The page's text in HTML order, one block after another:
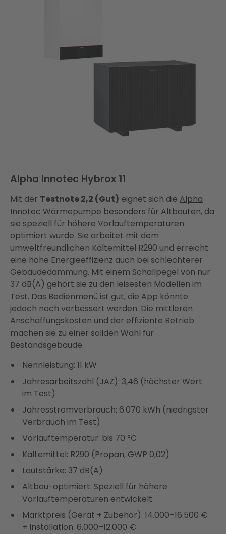
Alpha Innotec Hybrox 11
Mit der Testnote 2,2 (Gut) eignet sich die Alpha
Innotec Wärmepumpe besonders für Altbauten, da
sie speziell für höhere Vorlauftemperaturen
optimiert wurde. Sie arbeitet mit dem
umweltfreundlichen Kältemittel R290 und erreicht
eine hohe Energieeffizienz auch bei schlechterer
Gebäudedämmung. Mit einem Schallpegel von nur
37 dB(A) gehört sie zu den leisesten Modellen im
Test. Das Bedienmenü ist gut, die App könnte
jedoch noch verbessert werden. Die mittleren
Anschaffungskosten und der effiziente Betrieb
machen sie zu einer soliden Wahl für
Bestandsgebäude.
Nennleistung: 11 kW
Jahresarbeitszahl (JAZ): 3,46 (höchster Wert
im Test)
Jahresstromverbrauch: 6.070 kWh (niedrigster
Verbrauch im Test)
Vorlauftemperatur: bis 70 °C
Kältemittel: R290 (Propan, GWP 0,02)
Lautstärke: 37 dB(A)
Altbau-optimiert: Speziell für höhere
Vorlauftemperaturen entwickelt
Marktpreis (Gerät + Zubehör): 14.000–16.500 €
+ Installation: 6.000–12.000 €